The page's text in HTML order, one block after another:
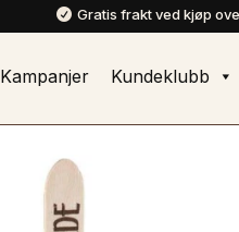
 Gratis frakt ved kjøp
Kampanjer Kundeklubb